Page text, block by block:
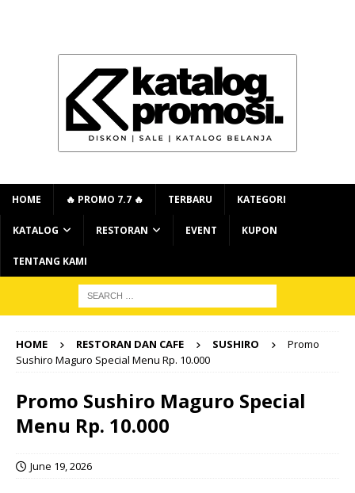
HOME 🔥 PROMO 7.7 🔥 TERBARU KATEGORI
KATALOG RESTORAN EVENT KUPON
TENTANG KAMI
HOME RESTORAN DAN CAFE SUSHIRO
Promo
Sushiro Maguro Special Menu Rp. 10.000
Promo Sushiro Maguro Special
Menu Rp. 10.000
June 19, 2026